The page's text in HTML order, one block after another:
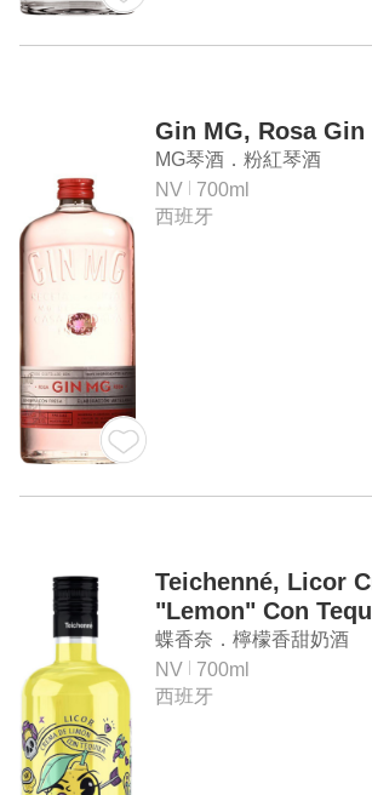
Gin MG, Rosa Gin
MG琴酒．粉紅琴酒
NV
700ml
西班牙
Teichenné, Licor
"Lemon" Con
蝶香奈．檸檬香甜奶酒
NV
700ml
西班牙